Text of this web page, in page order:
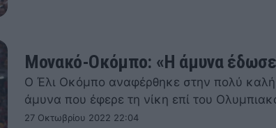
Μονακό-Οκόμπο: «Η άμυνα έδωσε
Ο Έλι Οκόμπο αναφέρθηκε στην πολύ
άμυνα που έφερε τη νίκη επί του
27 Οκτωβρίου 2022 22:04